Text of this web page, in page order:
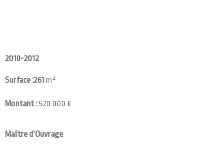
2010-2012
Surface :261 m²
Montant :520 000 €
Maître d’Ouvrage